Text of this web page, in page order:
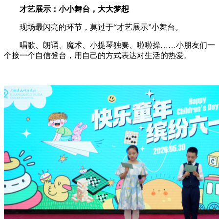
才艺展示：小小舞台，大大梦想
现场最闪亮的环节，莫过于“才艺展示”小舞台。
唱歌、朗诵、魔术、小提琴独奏、啦啦操……小朋友们一
个接一个自信登台，用自己的方式表达对生活的热爱。